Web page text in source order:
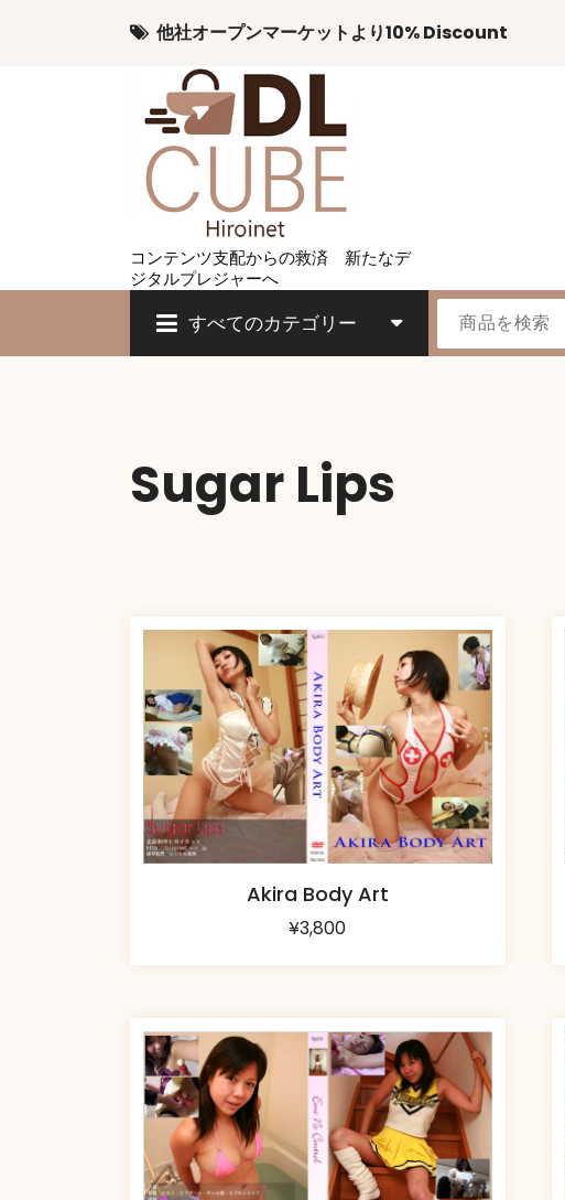
他社オープンマーケットより10% Discount
コンテンツ支配からの救済 新たなデ
ジタルプレジャーへ
すべてのカテゴリー
Sugar Lips
Akira Body Art
¥3,800